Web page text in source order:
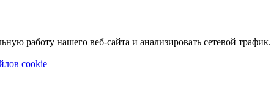
работу нашего веб-сайта и анализировать сетевой трафик.
cookie